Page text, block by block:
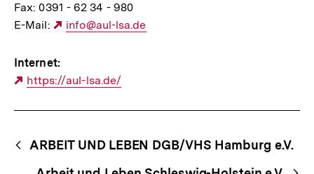
Fax: 0391 - 62 34 - 980
E-Mail:
Externer
info@aul-lsa.de
Internet:
Externer
https://aul-lsa.de/
Begriffsnavigation
Content-
Navigation
ARBEIT UND LEBEN DGB/VHS Hamburg e.V.